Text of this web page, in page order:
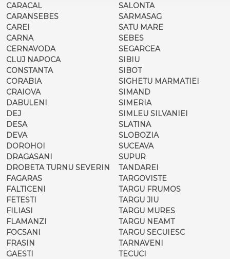
CARACAL
CARANSEBES
CAREI
CARNA
CERNAVODA
CLUJ NAPOCA
CONSTANTA
CORABIA
CRAIOVA
DABULENI
DEJ
DESA
DEVA
DOROHOI
DRAGASANI
DROBETA TURNU SEVERIN
FAGARAS
FALTICENI
FETESTI
FILIASI
FLAMANZI
FOCSANI
FRASIN
GAESTI
SALONTA
SARMASAG
SATU MARE
SEBES
SEGARCEA
SIBIU
SIBOT
SIGHETU MARMATIEI
SIMAND
SIMERIA
SIMLEU SILVANIEI
SLATINA
SLOBOZIA
SUCEAVA
SUPUR
TANDAREI
TARGOVISTE
TARGU FRUMOS
TARGU JIU
TARGU MURES
TARGU NEAMT
TARGU SECUIESC
TARNAVENI
TECUCI